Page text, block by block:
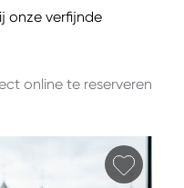
onze verfijnde
online te reserveren